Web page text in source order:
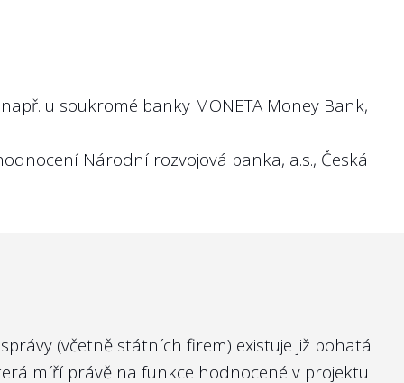
u soukromé banky MONETA Money Bank,
Národní rozvojová banka, a.s., Česká
(včetně státních firem) existuje již bohatá
míří právě na funkce hodnocené v projektu